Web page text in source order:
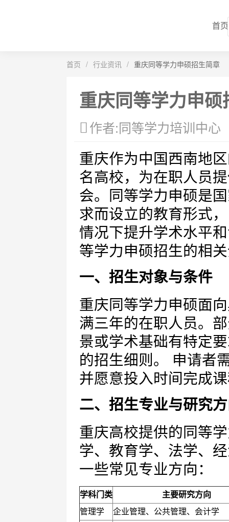
首页
首页 / 行业资讯 / 重庆同等学力申硕招生简章
重庆同等学力申硕
作者:同等学力培训中心
重庆作为中国西南地
名高校，为在职人员
会。同等学力申硕是
求而设立的教育形式
情况下提升学术水平
等学力申硕招生的相
一、招生对象与条件
重庆同等学力申硕面
满三年的在职人员。
景或学术基础有特定
的招生细则。 申请者
并愿意投入时间完成
二、招生专业与研究
重庆高校提供的同等
学、教育学、法学、
一些常见专业方向：
学科门类
主要研究方向
管理学
企业管理、公共管理、会计学